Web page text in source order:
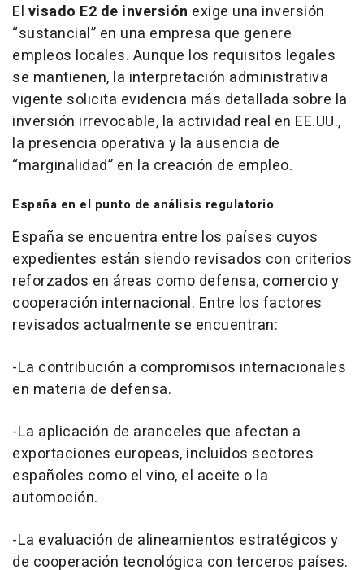
El visado E2 de inversión exige una inversión
“sustancial” en una empresa que genere
empleos locales. Aunque los requisitos legales
se mantienen, la interpretación administrativa
vigente solicita evidencia más detallada sobre la
inversión irrevocable, la actividad real en EE.UU.,
la presencia operativa y la ausencia de
“marginalidad” en la creación de empleo.
España en el punto de análisis regulatorio
España se encuentra entre los países cuyos
expedientes están siendo revisados con criterios
reforzados en áreas como defensa, comercio y
cooperación internacional. Entre los factores
revisados actualmente se encuentran:
-La contribución a compromisos internacionales
en materia de defensa.
-La aplicación de aranceles que afectan a
exportaciones europeas, incluidos sectores
españoles como el vino, el aceite o la
automoción.
-La evaluación de alineamientos estratégicos y
de cooperación tecnológica con terceros países.